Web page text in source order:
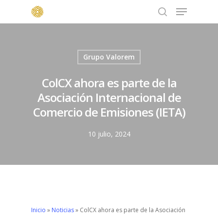
search
Menu
Grupo Valorem
ColCX ahora es parte de la
Asociación Internacional de
Comercio de Emisiones (IETA)
10 julio, 2024
Inicio » Noticias» ColCX ahora es parte de la Asociación